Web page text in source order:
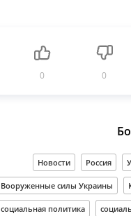
0 0
Новости Россия
Вооруженные силы Украины
социальная политика